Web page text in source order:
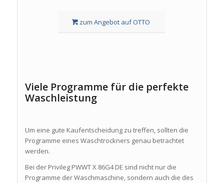
zum Angebot auf OTTO
Viele Programme für die perfekte
Waschleistung
Um eine gute Kaufentscheidung zu treffen, sollten die
Programme eines Waschtrockners genau betrachtet
werden.
Bei der Privileg PWWT X 86G4 DE sind nicht nur die
Programme der Waschmaschine, sondern auch die des